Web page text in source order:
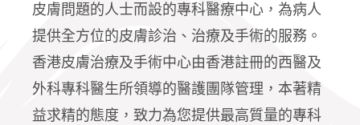
皮膚問題的人士而設的專科醫療中心，為病人
提供全方位的皮膚診治、治療及手術的服務。
香港皮膚治療及手術中心由香港註冊的西醫及
外科專科醫生所領導的醫護團隊管理，本著精
益求精的態度，致力為您提供最高質量的專科